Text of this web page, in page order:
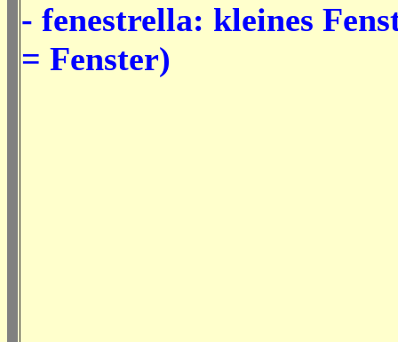
- fenestrella: kleines
= Fenster)